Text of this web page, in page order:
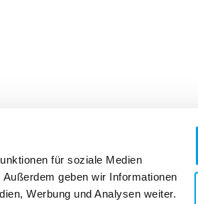
für soziale Medien
geben wir Informationen
Werbung und Analysen weiter.